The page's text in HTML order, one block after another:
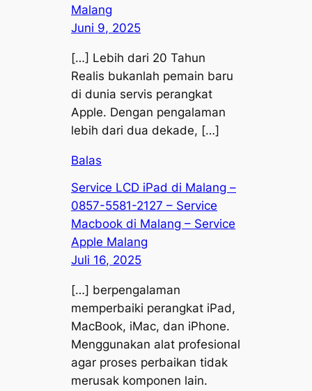
Malang
Juni 9, 2025
[…] Lebih dari 20 Tahun
Realis bukanlah pemain baru
di dunia servis perangkat
Apple. Dengan pengalaman
lebih dari dua dekade, […]
Balas
Service LCD iPad di Malang –
0857-5581-2127 – Service
Macbook di Malang – Service
Apple Malang
Juli 16, 2025
[…] berpengalaman
memperbaiki perangkat iPad,
MacBook, iMac, dan iPhone.
Menggunakan alat profesional
agar proses perbaikan tidak
merusak komponen lain.